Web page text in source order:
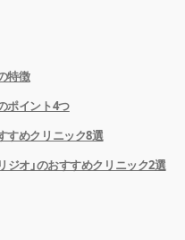
特徴
ポイント4つ
すめクリニック8選
ジオ」のおすすめクリニック2選